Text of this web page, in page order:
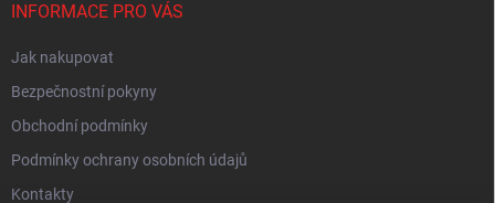
INFORMACE PRO VÁS
Jak nakupovat
Bezpečnostní pokyny
Obchodní podmínky
Podmínky ochrany osobních údajů
Kontakty